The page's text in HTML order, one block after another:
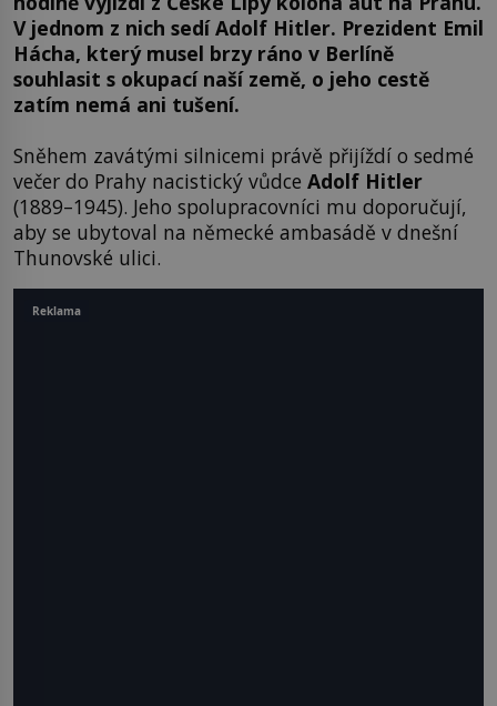
V jednom z nich sedí Adolf Hitler. Prezident Emil
Hácha, který musel brzy ráno v Berlíně
souhlasit s okupací naší země, o jeho cestě
zatím nemá ani tušení.
Sněhem zavátými silnicemi právě přijíždí o sedmé
večer do Prahy nacistický vůdce Adolf Hitler
(1889–1945). Jeho spolupracovníci mu doporučují,
aby se ubytoval na německé ambasádě v dnešní
Thunovské ulici.
Reklama